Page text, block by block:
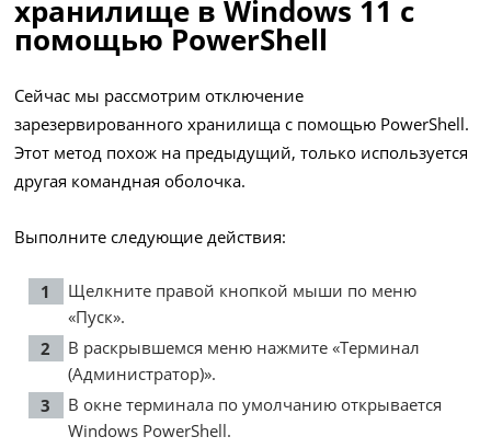
хранилище в Windows 11 с
помощью PowerShell
Сейчас мы рассмотрим отключение
зарезервированного хранилища с помощью PowerShell.
Этот метод похож на предыдущий, только используется
другая командная оболочка.
Выполните следующие действия:
Щелкните правой кнопкой мыши по меню
«Пуск».
В раскрывшемся меню нажмите «Терминал
(Администратор)».
В окне терминала по умолчанию открывается
Windows PowerShell.